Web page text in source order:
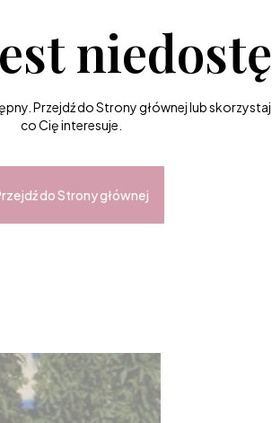
Przejdź do Strony głównej lub skorzystaj
co Cię interesuje.
do Strony głównej